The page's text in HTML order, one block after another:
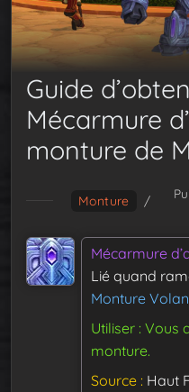
Guide
Mécarmure
monture de
Monture /
Mécarmure
Lié quand
Monture
Utiliser : Vous
monture.
Source Haut